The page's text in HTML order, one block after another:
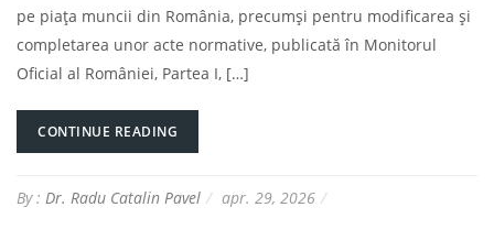
pe piaţa muncii din România, precumşi pentru modificarea şi
completarea unor acte normative, publicată în Monitorul
Oficial al României, Partea I, […]
CONTINUE READING
By : Dr. Radu Catalin Pavel apr. 29, 2026